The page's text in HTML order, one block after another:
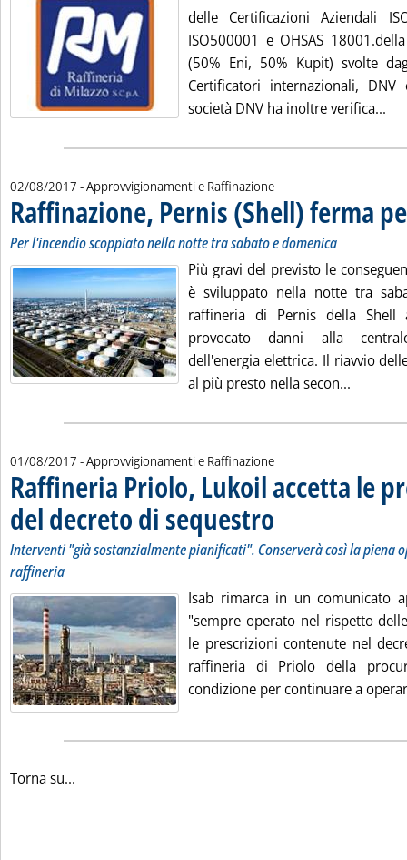
delle Certificazioni Aziendali
ISO500001 e OHSAS
(50% Eni, 50% Kupit) svolte
Certificatori internazionali,
società DNV ha inoltre verifica...
02/08/2017 - Approvvigionamenti e Raffinazione
Raffinazione, Pernis (Shell) ferma
Per l'incendio scoppiato nella notte tra sabato e domenica
Più gravi del previsto le
è sviluppato nella notte tra
raffineria di Pernis della Shell
provocato danni alla
dell'energia elettrica. Il riavvio
al più presto nella secon...
01/08/2017 - Approvvigionamenti e Raffinazione
Raffineria Priolo, Lukoil accetta le
del decreto di sequestro . Sottotitolo: Interventi "già
. Pubblicata martedì 01
Interventi "già sostanzialmente pianificati". Conserverà così la piena
raffineria
Isab rimarca in un comunicato
"sempre operato nel rispetto
le prescrizioni contenute nel
raffineria di Priolo della
condizione per continuare a
Torna su...